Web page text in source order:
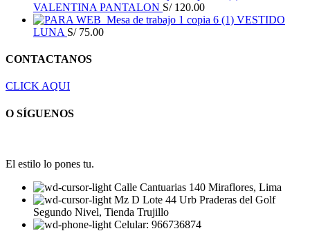
VALENTINA PANTALON S/120.00
VESTIDO
LUNA S/75.00
CONTACTANOS
CLICK AQUI
O SÍGUENOS
El estilo lo pones tu.
Calle Cantuarias 140 Miraflores, Lima
Mz D Lote 44 Urb Praderas del Golf
Segundo Nivel, Tienda Trujillo
Celular: 966736874